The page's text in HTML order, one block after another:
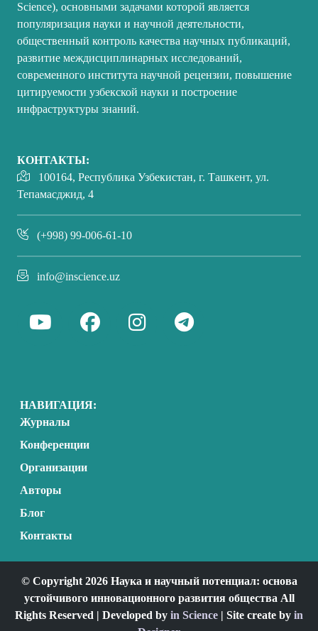
Science), основными задачами которой является
популяризация науки и научной деятельности,
общественный контроль качества научных публикаций,
развитие междисциплинарных исследований,
современного института научной рецензии, повышение
цитируемости узбекской науки и построение
инфраструктуры знаний.
КОНТАКТЫ:
100164, Республика Узбекистан, г. Ташкент, ул.
Тепамасджид, 4
(+998) 99-006-61-10
info@inscience.uz
НАВИГАЦИЯ:
Журналы
Конференции
Организации
Авторы
Блог
Контакты
© Copyright 2026 Наука и научный потенциал: основа
устойчивого инновационного развития общества All
Rights Reserved | Developed by in Science | Site create by in